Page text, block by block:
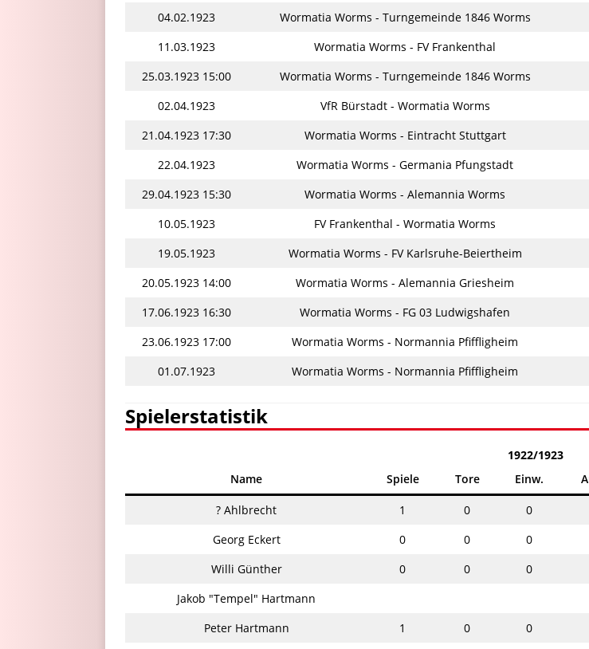
04.02.1923
Wormatia Worms - Turngemeinde 1846 Worms
11.03.1923
Wormatia Worms - FV Frankenthal
25.03.1923 15:00
Wormatia Worms - Turngemeinde 1846 Worms
02.04.1923
VfR Bürstadt - Wormatia Worms
21.04.1923 17:30
Wormatia Worms - Eintracht Stuttgart
22.04.1923
Wormatia Worms - Germania Pfungstadt
29.04.1923 15:30
Wormatia Worms - Alemannia Worms
10.05.1923
FV Frankenthal - Wormatia Worms
19.05.1923
Wormatia Worms - FV Karlsruhe-Beiertheim
20.05.1923 14:00
Wormatia Worms - Alemannia Griesheim
17.06.1923 16:30
Wormatia Worms - FG 03 Ludwigshafen
23.06.1923 17:00
Wormatia Worms - Normannia Pfiffligheim
01.07.1923
Wormatia Worms - Normannia Pfiffligheim
Spielerstatistik
1922/1923
Name
Spiele Tore Einw.
? Ahlbrecht 1 0 0
Georg Eckert
0 0 0
Willi Günther
0 0 0
Jakob "Tempel" Hartmann
Peter Hartmann
1 0 0